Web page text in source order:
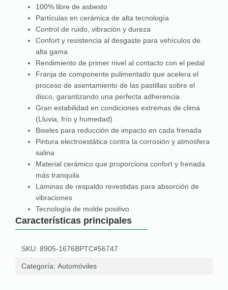
100% libre de asbesto
Partículas en cerámica de alta tecnología
Control de ruido, vibración y dureza
Confort y resistencia al desgaste para vehículos de
alta gama
Rendimiento de primer nivel al contacto con el pedal
Franja de componente pulimentado que acelera el
proceso de asentamiento de las pastillas sobre el
disco, garantizando una perfecta adherencia
Gran estabilidad en condiciones extremas de clima
(Lluvia, frío y humedad)
Biseles para reducción de impacto en cada frenada
Pintura electroestática contra la corrosión y atmosfera
salina
Material cerámico que proporciona confort y frenada
más tranquila
Láminas de respaldo revestidas para absorción de
vibraciones
Tecnología de molde positivo
Características principales
SKU: 8905-1676BPTC#56747
Categoría: Automóviles